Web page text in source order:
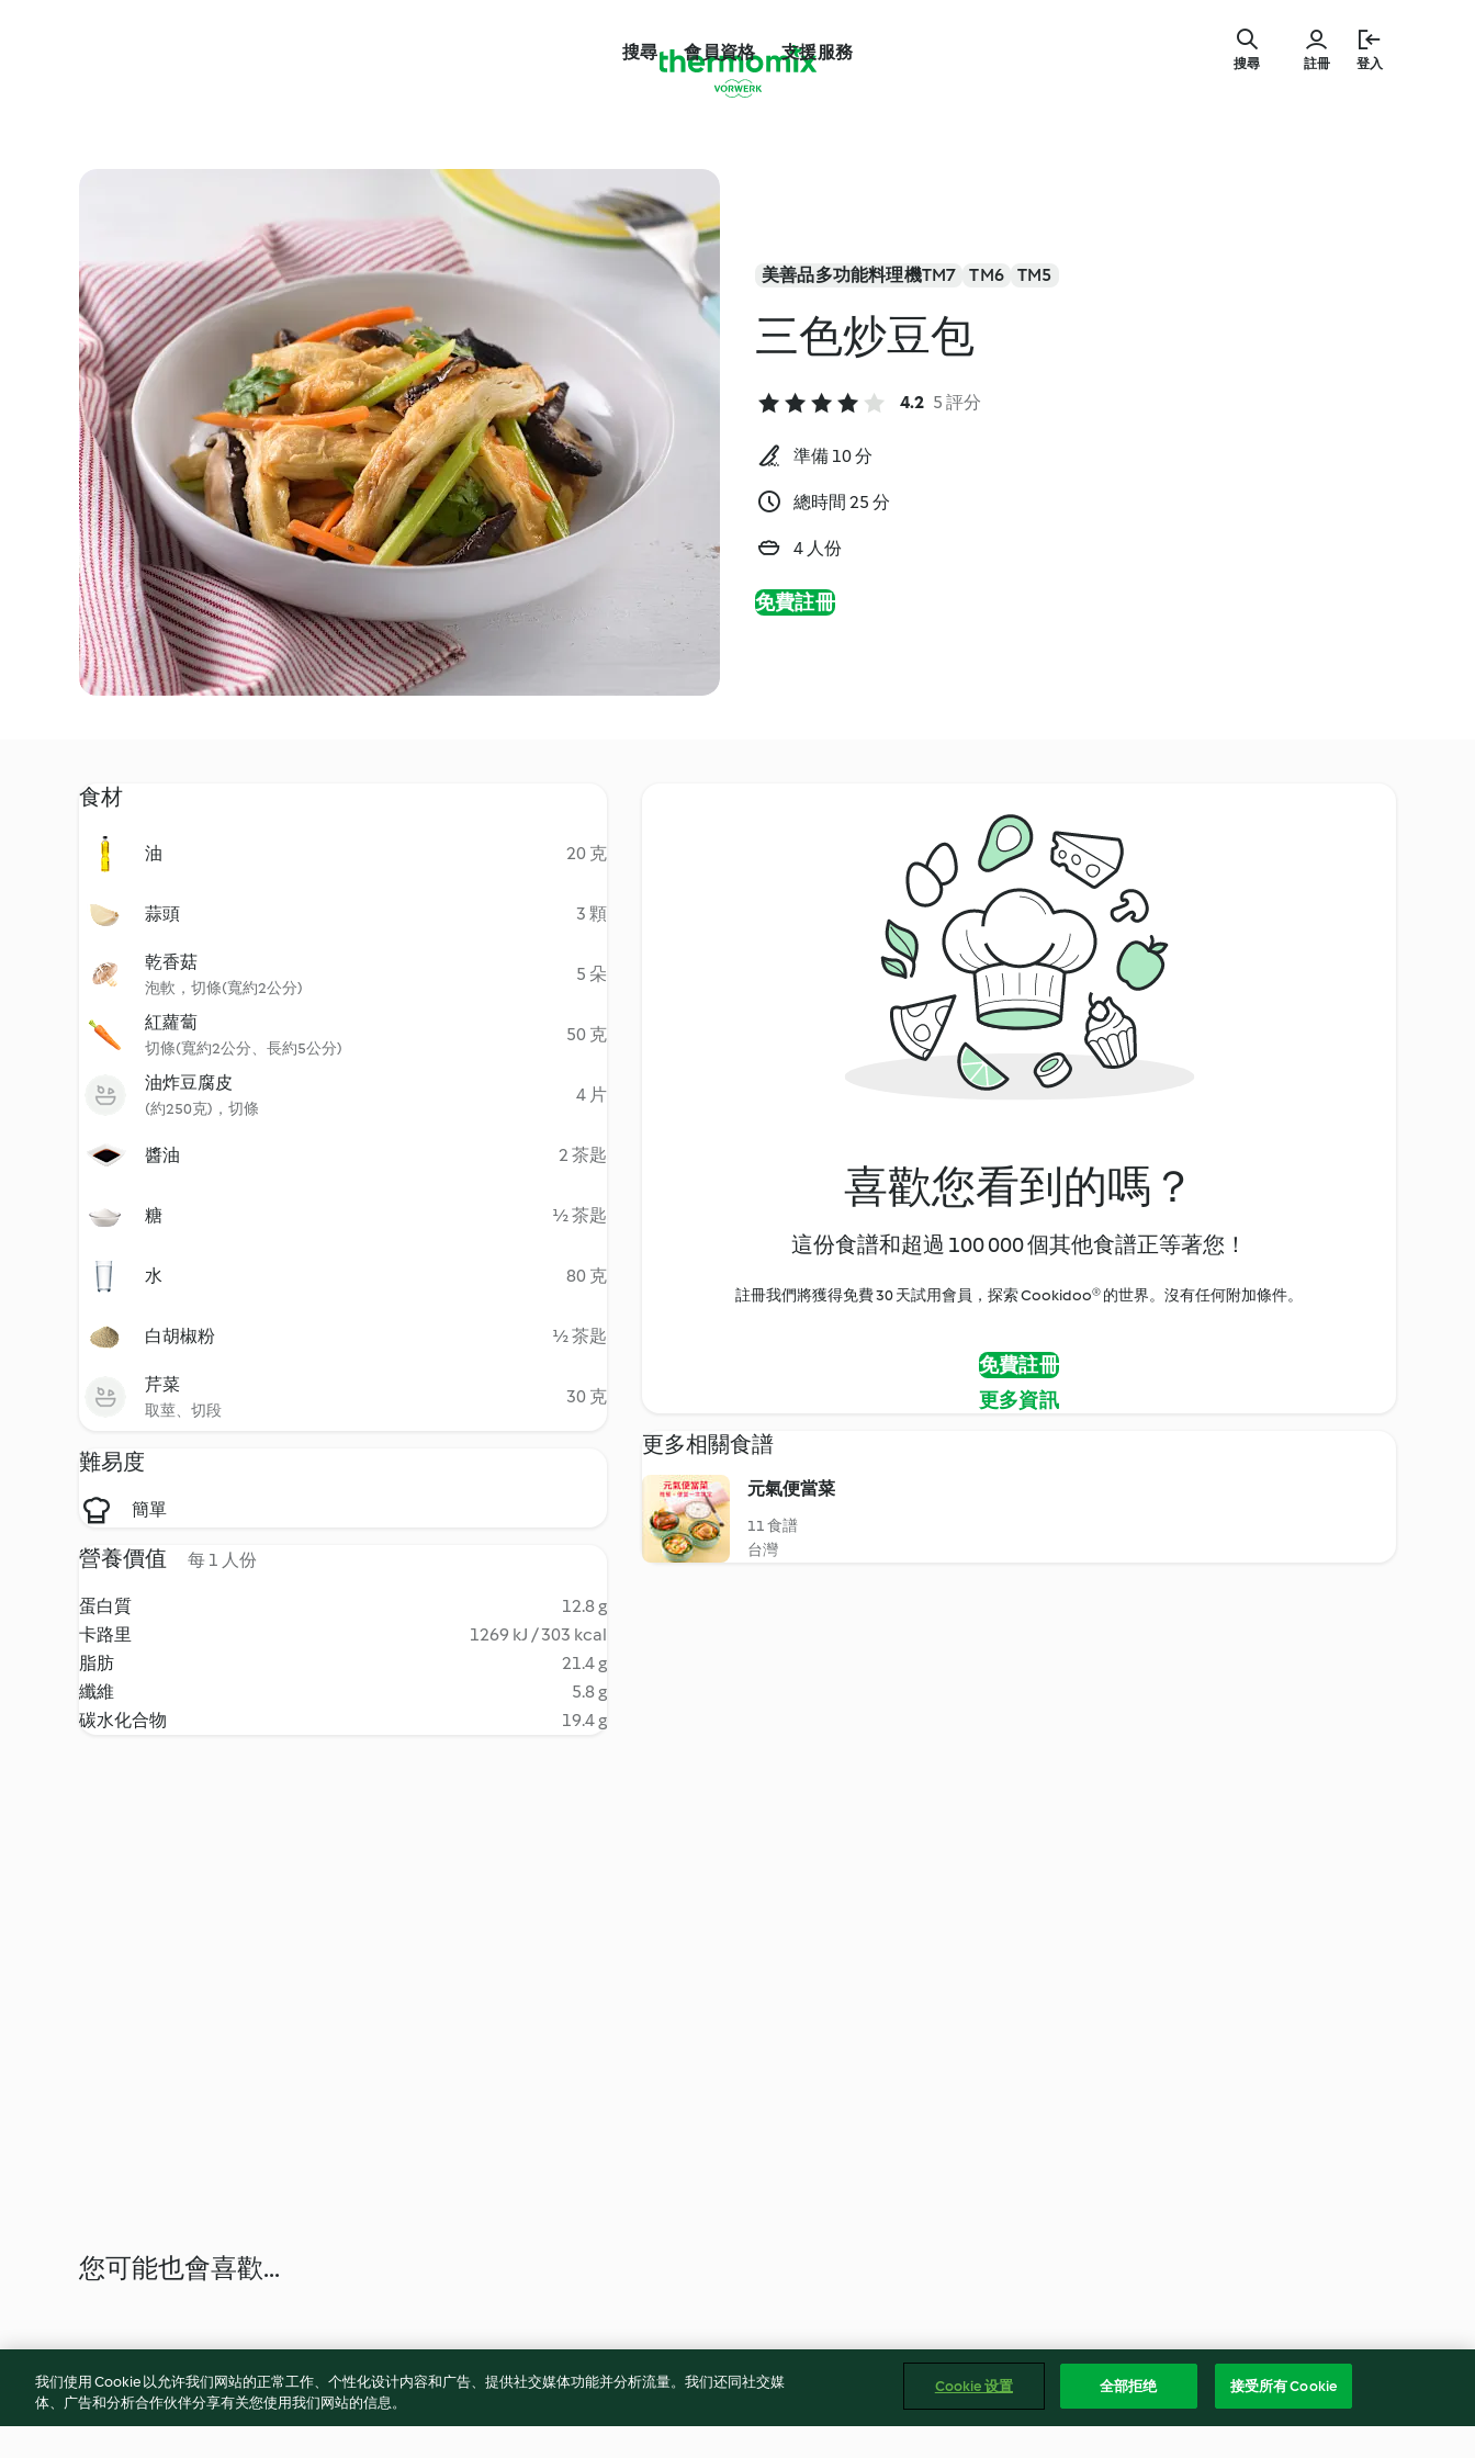
搜尋 會員資格 支援服務
註冊 登入
搜尋
美善品多功能料理機TM7 TM6 TM5
三色炒豆包
4.2 5 評分
準備 10 分
總時間 25 分
4 人份
免費註冊
食材
油 20 克
蒜頭 3 顆
乾香菇
泡軟，切條(寬約2公分)
5 朵
紅蘿蔔
切條(寬約2公分、長約5公分)
50 克
油炸豆腐皮
(約250克)，切條
4 片
醬油 2 茶匙
糖 ½ 茶匙
水 80 克
白胡椒粉 ½ 茶匙
芹菜
取莖、切段
30 克
難易度
簡單
營養價值 每 1 人份
蛋白質
12.8 g
卡路里
1269 kJ / 303 kcal
脂肪
21.4 g
纖維
5.8 g
碳水化合物
19.4 g
喜歡您看到的嗎？
這份食譜和超過 100 000 個其他食譜正等著您！
註冊我們將獲得免費 30 天試用會員，探索 Cookidoo® 的世界。沒有任何附加條件。
免費註冊
更多資訊
更多相關食譜
元氣便當菜
11 食譜
台灣
您可能也會喜歡...
我们使用 Cookie 以允许我们网站的正常工作、个性化设计内容和广告、提供社交媒体功能并分析流量。我们还同社交媒
体、广告和分析合作伙伴分享有关您使用我们网站的信息。
Cookie 设置 全部拒绝 接受所有 Cookie